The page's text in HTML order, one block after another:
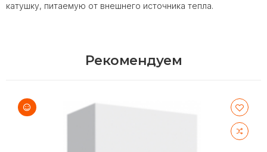
катушку, питаемую от внешнего источника тепла.
Рекомендуем